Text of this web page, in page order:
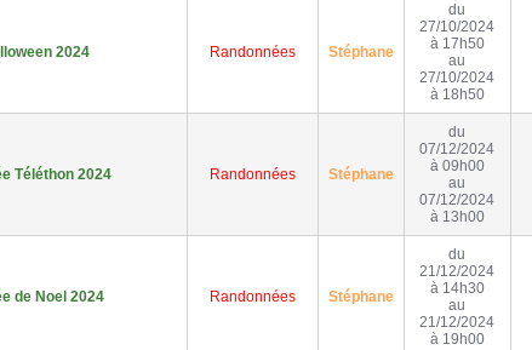
2024 Randonnées Stéphane
du
27/10/2024
à 17h50
au
27/10/2024
à 18h50
Téléthon 2024 Randonnées Stéphane
du
07/12/2024
à 09h00
au
07/12/2024
à 13h00
de Noel 2024 Randonnées Stéphane
du
21/12/2024
à 14h30
au
21/12/2024
à 19h00